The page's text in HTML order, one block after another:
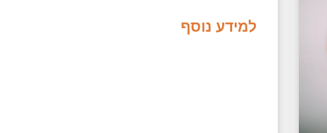
למידע נוסף